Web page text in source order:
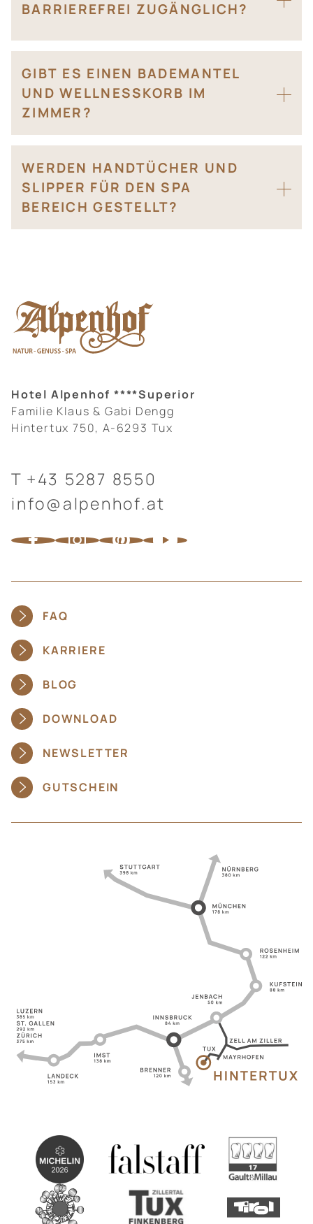
BARRIEREFREI ZUGÄNGLICH?
GIBT ES EINEN BADEMANTEL
UND WELLNESSKORB IM
ZIMMER?
WERDEN HANDTÜCHER UND
SLIPPER FÜR DEN SPA
BEREICH GESTELLT?
Hotel Alpenhof ****Superior
Familie Klaus & Gabi Dengg
Hintertux 750, A-6293 Tux
T +43 5287 8550
info@alpenhof.at
FAQ
KARRIERE
BLOG
DOWNLOAD
NEWSLETTER
GUTSCHEIN